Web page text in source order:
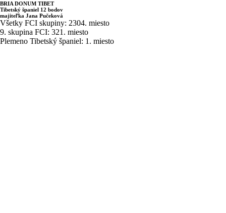
BRIA DONUM TIBET
Tibetský španiel 12 bodov
majiteľka Jana Pučeková
Všetky FCI skupiny: 2304. miesto
9. skupina FCI: 321. miesto
Plemeno Tibetský španiel: 1. miesto